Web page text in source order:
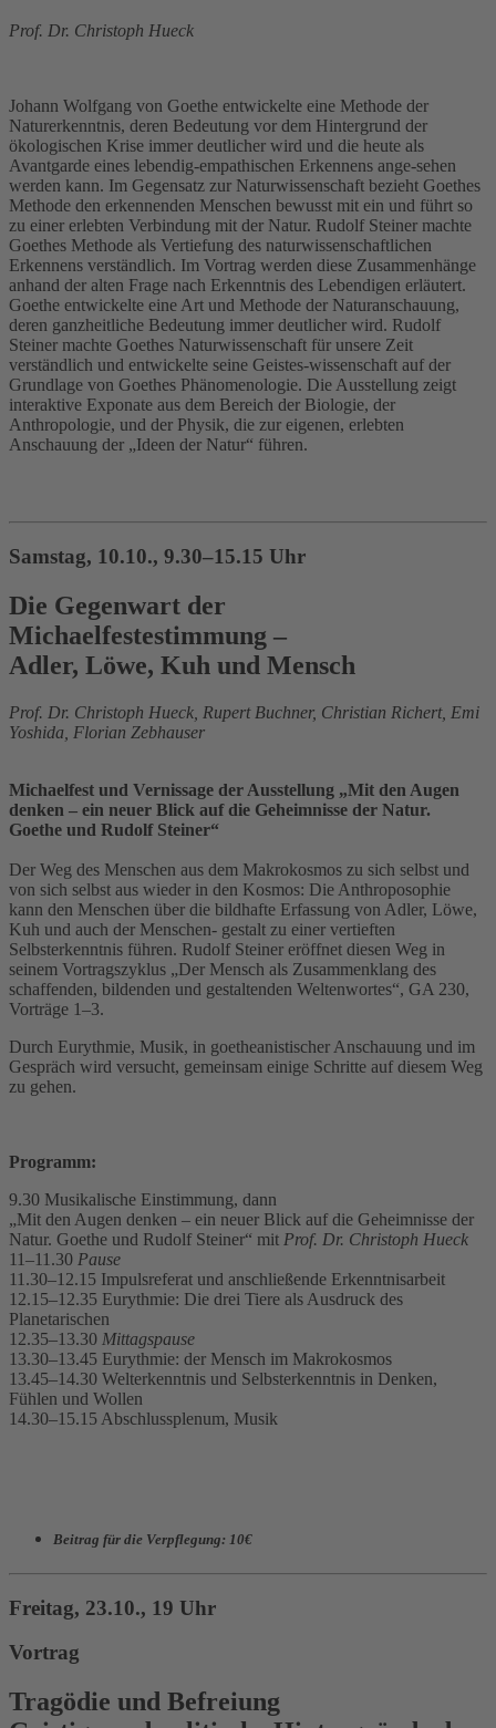
Prof. Dr. Christoph Hueck
Johann Wolfgang von Goethe entwickelte eine Methode der
Naturerkenntnis, deren Bedeutung vor dem Hintergrund der
ökologischen Krise immer deutlicher wird und die heute als
Avantgarde eines lebendig-empathischen Erkennens ange-sehen
werden kann. Im Gegensatz zur Naturwissenschaft bezieht Goethes
Methode den erkennenden Menschen bewusst mit ein und führt so
zu einer erlebten Verbindung mit der Natur. Rudolf Steiner machte
Goethes Methode als Vertiefung des naturwissenschaftlichen
Erkennens verständlich. Im Vortrag werden diese Zusammenhänge
anhand der alten Frage nach Erkenntnis des Lebendigen erläutert.
Goethe entwickelte eine Art und Methode der Naturanschauung,
deren ganzheitliche Bedeutung immer deutlicher wird. Rudolf
Steiner machte Goethes Naturwissenschaft für unsere Zeit
verständlich und entwickelte seine Geistes-wissenschaft auf der
Grundlage von Goethes Phänomenologie. Die Ausstellung zeigt
interaktive Exponate aus dem Bereich der Biologie, der
Anthropologie, und der Physik, die zur eigenen, erlebten
Anschauung der „Ideen der Natur“ führen.
Samstag, 10.10., 9.30–15.15 Uhr
Die Gegenwart der
Michaelfestestimmung –
Adler, Löwe, Kuh und Mensch
Prof. Dr. Christoph Hueck, Rupert Buchner, Christian Richert, Emi
Yoshida, Florian Zebhauser
Michaelfest und Vernissage der Ausstellung „Mit den Augen
denken – ein neuer Blick auf die Geheimnisse der Natur.
Goethe und Rudolf Steiner“
Der Weg des Menschen aus dem Makrokosmos zu sich selbst und
von sich selbst aus wieder in den Kosmos: Die Anthroposophie
kann den Menschen über die bildhafte Erfassung von Adler, Löwe,
Kuh und auch der Menschen- gestalt zu einer vertieften
Selbsterkenntnis führen. Rudolf Steiner eröffnet diesen Weg in
seinem Vortragszyklus „Der Mensch als Zusammenklang des
schaffenden, bildenden und gestaltenden Weltenwortes“, GA 230,
Vorträge 1–3.
Durch Eurythmie, Musik, in goetheanistischer Anschauung und im
Gespräch wird versucht, gemeinsam einige Schritte auf diesem Weg
zu gehen.
Programm:
9.30 Musikalische Einstimmung, dann
„Mit den Augen denken – ein neuer Blick auf die Geheimnisse der
Natur. Goethe und Rudolf Steiner“ mit Prof. Dr. Christoph Hueck
11–11.30 Pause
11.30–12.15 Impulsreferat und anschließende Erkenntnisarbeit
12.15–12.35 Eurythmie: Die drei Tiere als Ausdruck des
Planetarischen
12.35–13.30 Mittagspause
13.30–13.45 Eurythmie: der Mensch im Makrokosmos
13.45–14.30 Welterkenntnis und Selbsterkenntnis in Denken,
Fühlen und Wollen
14.30–15.15 Abschlussplenum, Musik
Beitrag für die Verpflegung: 10€
Freitag, 23.10., 19 Uhr
Vortrag
Tragödie und Befreiung